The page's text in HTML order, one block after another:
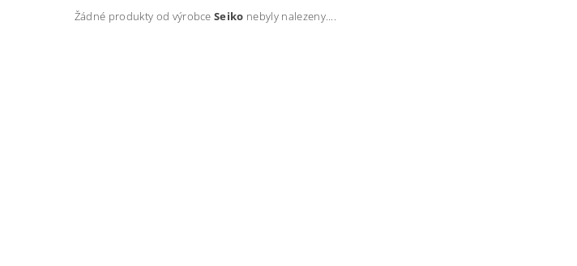
Žádné produkty od výrobceSeiko nebyly nalezeny....